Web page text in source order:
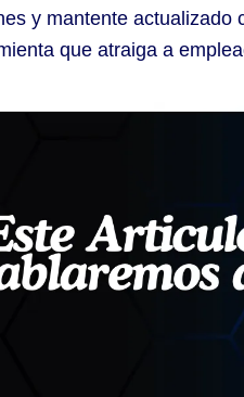
y mantente actualizado
que atraiga a